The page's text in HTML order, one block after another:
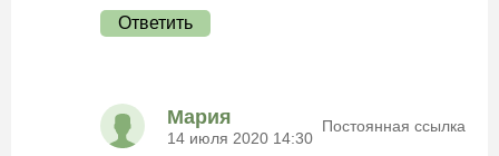
Ответить
Мария
14 июля 2020 14:30
Постоянная ссылка